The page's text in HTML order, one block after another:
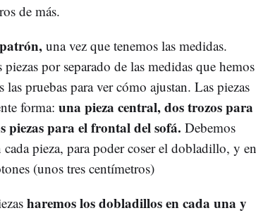
de más.
una vez que tenemos las medidas.
por separado de las medidas que hemos
pruebas para ver cómo ajustan. Las piezas
forma: una pieza central, dos trozos para
piezas para el frontal del sofá. Debemos
pieza, para poder coser el dobladillo, y en
(unos tres centímetros)
haremos los dobladillos en cada una y